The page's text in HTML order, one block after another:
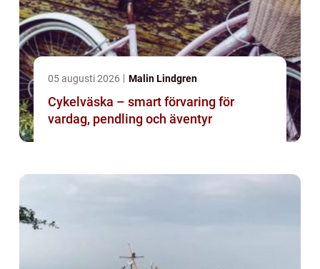
05 augusti 2026 Malin Lindgren
Cykelväska – smart förvaring för
vardag, pendling och äventyr